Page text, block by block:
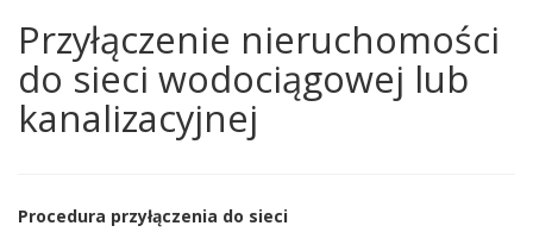
Główna
treść
strony
Przyłączenie nieruchomości
do sieci wodociągowej lub
kanalizacyjnej
Procedura przyłączenia do sieci